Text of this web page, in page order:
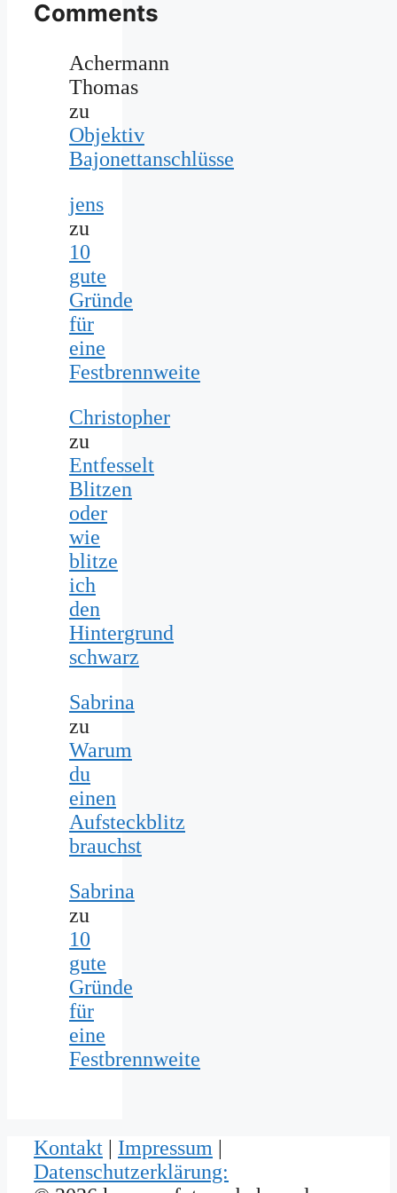
Comments
Achermann
Thomas
zu
Objektiv
Bajonettanschlüsse
jens
zu
10
gute
Gründe
für
eine
Festbrennweite
Christopher
zu
Entfesselt
Blitzen
oder
wie
blitze
ich
den
Hintergrund
schwarz
Sabrina
zu
Warum
du
einen
Aufsteckblitz
brauchst
Sabrina
zu
10
gute
Gründe
für
eine
Festbrennweite
Kontakt | Impressum |
Datenschutzerklärung: